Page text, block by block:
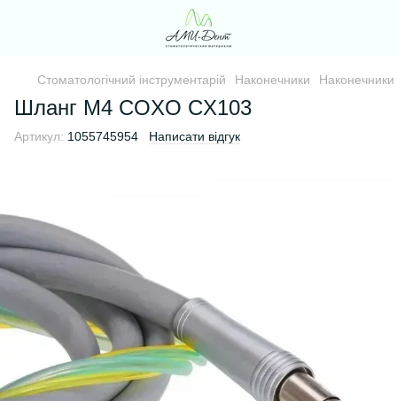
Стоматологічний інструментарій Наконечники
Шланг М4 COXO CX103
Артикул: 1055745954 Написати відгук